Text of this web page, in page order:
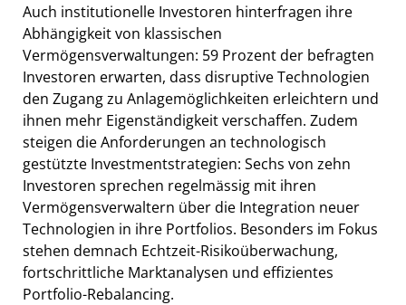
Auch institutionelle Investoren hinterfragen ihre
Abhängigkeit von klassischen
Vermögensverwaltungen: 59 Prozent der befragten
Investoren erwarten, dass disruptive Technologien
den Zugang zu Anlagemöglichkeiten erleichtern und
ihnen mehr Eigenständigkeit verschaffen. Zudem
steigen die Anforderungen an technologisch
gestützte Investmentstrategien: Sechs von zehn
Investoren sprechen regelmässig mit ihren
Vermögensverwaltern über die Integration neuer
Technologien in ihre Portfolios. Besonders im Fokus
stehen demnach Echtzeit-Risikoüberwachung,
fortschrittliche Marktanalysen und effizientes
Portfolio-Rebalancing.